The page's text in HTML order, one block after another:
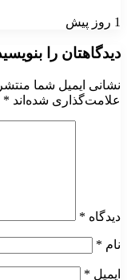
1 روز پیش
دیدگاهتان را
نشانی ایمیل شما
علامت‌گذاری شده‌اند *
دیدگاه *
نام *
ایمیل *